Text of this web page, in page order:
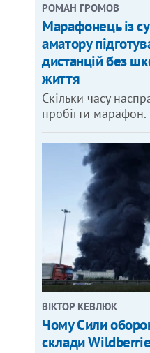
РОМАН ГРОМОВ
Марафонець із
аматору
дистанцій без
життя
Скільки часу
пробігти марафон.
ВІКТОР КЕВЛЮК
Чому Сили
склади